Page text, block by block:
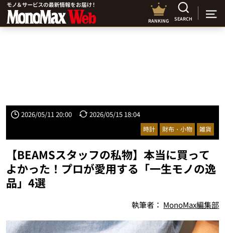
RANKING SEARCH
2026/05/11 20:00 2026/05/15 18:04
時計 財布・小物 雑貨
【BEAMSスタッフの私物】本当に買って
よかった！プロが愛用する「一生モノの逸
品」4選
執筆者： MonoMax編集部